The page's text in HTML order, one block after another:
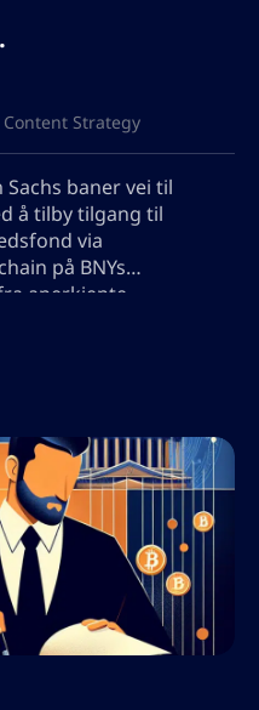
Strategy
baner vei til
å tilby tilgang til
via
på BNYs
anerkjente
en voksende
oppfattes
finans og
kunne ha
ikke legg til
vil måtte bruke
til tegn som vil